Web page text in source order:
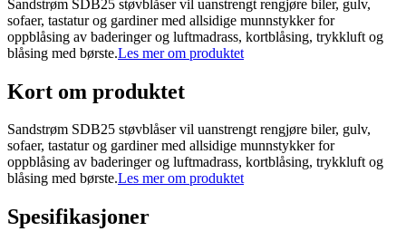
Sandstrøm SDB25 støvblåser vil uanstrengt rengjøre biler, gulv,
sofaer, tastatur og gardiner med allsidige munnstykker for
oppblåsing av baderinger og luftmadrass, kortblåsing, trykkluft og
blåsing med børste.Les mer om produktet
Kort om produktet
Sandstrøm SDB25 støvblåser vil uanstrengt rengjøre biler, gulv,
sofaer, tastatur og gardiner med allsidige munnstykker for
oppblåsing av baderinger og luftmadrass, kortblåsing, trykkluft og
blåsing med børste.Les mer om produktet
Spesifikasjoner